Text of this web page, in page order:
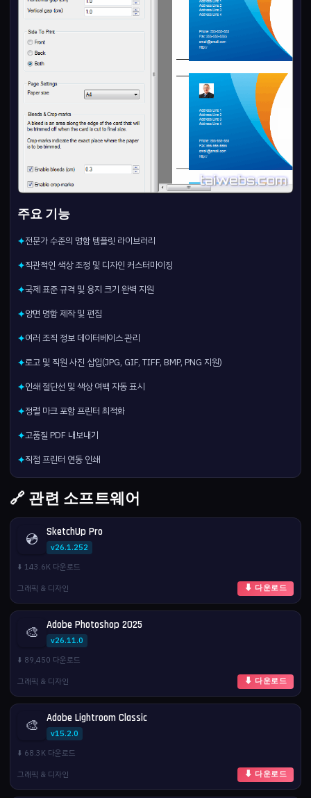
주요 기능
✦전문가 수준의 명함 템플릿 라이브러리
✦직관적인 색상 조정 및 디자인 커스터마이징
✦국제 표준 규격 및 용지 크기 완벽 지원
✦양면 명함 제작 및 편집
✦여러 조직 정보 데이터베이스 관리
✦로고 및 직원 사진 삽입(JPG, GIF, TIFF, BMP, PNG 지원)
✦인쇄 절단선 및 색상 여백 자동 표시
✦정렬 마크 포함 프린터 최적화
✦고품질 PDF 내보내기
✦직접 프린터 연동 인쇄
🔗 관련 소프트웨어
💿 SketchUp Pro
v26.1.252
⬇️ 143.6K 다운로드
그래픽 & 디자인
⬇ 다운로드
🎨 Adobe Photoshop 2025
v26.11.0
⬇️ 89,450 다운로드
그래픽 & 디자인
⬇ 다운로드
🎨 Adobe Lightroom Classic
v15.2.0
⬇️ 68.3K 다운로드
그래픽 & 디자인
⬇ 다운로드